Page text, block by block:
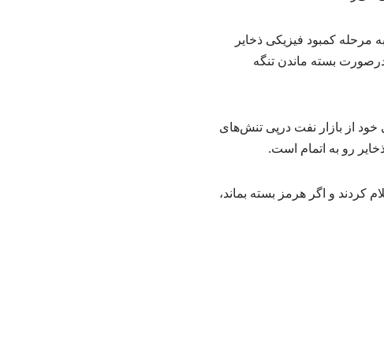
مرحله کمبود فیزیکی ذخایر
کرده‌اند و درصورت بسته ماندن تنگه
از بازار نفت درپی تنش‌های
رو به اتمام است.
کشور وضعیت اضطراری اعلام کردند و اگر هرمز بسته بماند،